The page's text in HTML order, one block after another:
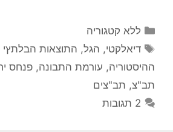
קטגוריות
ללא קטגוריה
תגיות
דיאלקטי, הגל, התוצאות הבלתץי
ההיסטוריה, עורמת התבונה, פנחס
תב"צ, תב"צים
2 תגובות